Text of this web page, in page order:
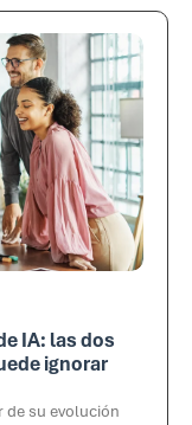
IA: las dos
ignorar
de su evolución